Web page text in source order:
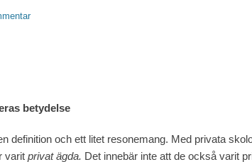
betydelse
definition och ett litet resonemang. Med privata
varit privat ägda. Det innebär inte att de också varit